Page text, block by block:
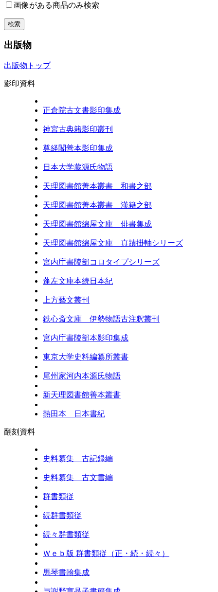
画像がある商品のみ検索
出版物
出版物トップ
影印資料
正倉院古文書影印集成
神宮古典籍影印叢刊
尊経閣善本影印集成
日本大学蔵源氏物語
天理図書館善本叢書 和書之部
天理図書館善本叢書 漢籍之部
天理図書館綿屋文庫 俳書集成
天理図書館綿屋文庫 真蹟掛軸シリーズ
宮内庁書陵部コロタイプシリーズ
蓬左文庫本続日本紀
上方藝文叢刊
鉄心斎文庫 伊勢物語古注釈叢刊
宮内庁書陵部本影印集成
東京大学史料編纂所叢書
尾州家河内本源氏物語
新天理図書館善本叢書
熱田本 日本書紀
翻刻資料
史料纂集 古記録編
史料纂集 古文書編
群書類従
続群書類従
続々群書類従
Ｗｅｂ版 群書類従（正・続・続々）
馬琴書翰集成